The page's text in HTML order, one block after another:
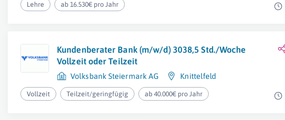
Lehre ab 16.530€ pro Jahr
Kundenberater Bank (m/w/d) 3038,5 Std./Woche
Vollzeit oder Teilzeit
Volksbank Steiermark AG Knittelfeld
Vollzeit Teilzeit/geringfügig ab 40.000€ pro Jahr